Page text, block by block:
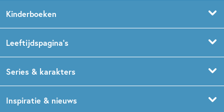
Kinderboeken
Prentenboeken
Babyboeken
Leeftijdspagina’s
Boekentips 1,5 - 3 jaar
Series & karakters
Inspiratie & nieuws